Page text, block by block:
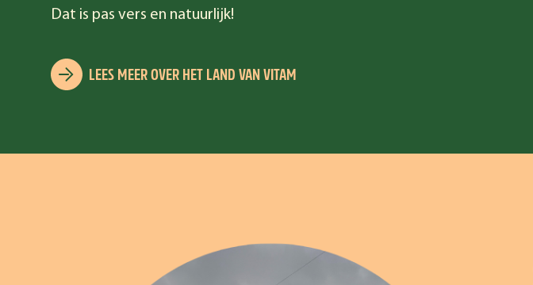
Dat is pas vers en natuurlijk!
LEES MEER OVER HET LAND VAN VITAM